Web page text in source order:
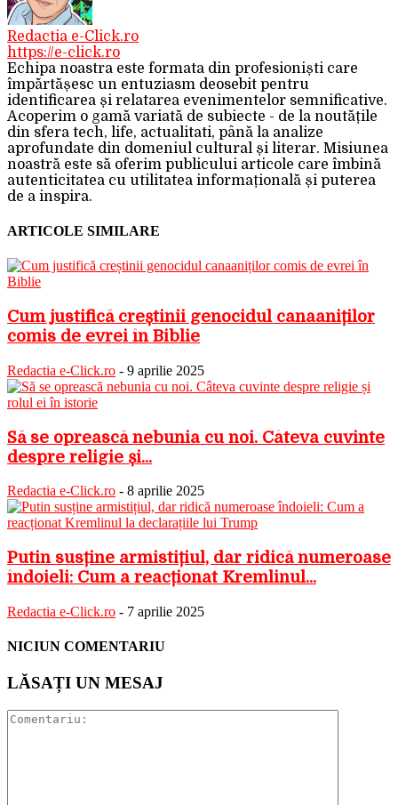
Redactia e-Click.ro
https://e-click.ro
Echipa noastra este formata din profesioniști care
împărtășesc un entuziasm deosebit pentru
identificarea și relatarea evenimentelor semnificative.
Acoperim o gamă variată de subiecte - de la noutățile
din sfera tech, life, actualitati, până la analize
aprofundate din domeniul cultural și literar. Misiunea
noastră este să oferim publicului articole care îmbină
autenticitatea cu utilitatea informațională și puterea
de a inspira.
ARTICOLE SIMILARE
Cum justifică creștinii genocidul canaaniților
comis de evrei în Biblie
Redactia e-Click.ro - 9 aprilie 2025
Să se oprească nebunia cu noi. Câteva cuvinte
despre religie și...
Redactia e-Click.ro - 8 aprilie 2025
Putin susține armistițiul, dar ridică numeroase
îndoieli: Cum a reacționat Kremlinul...
Redactia e-Click.ro - 7 aprilie 2025
NICIUN COMENTARIU
LĂSAȚI UN MESAJ